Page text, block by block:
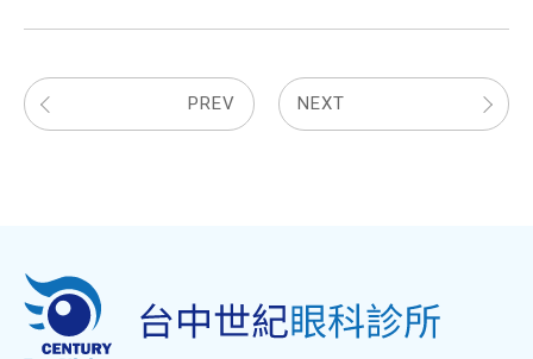
PREV NEXT